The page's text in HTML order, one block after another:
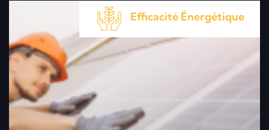
Efficacité Énergétique